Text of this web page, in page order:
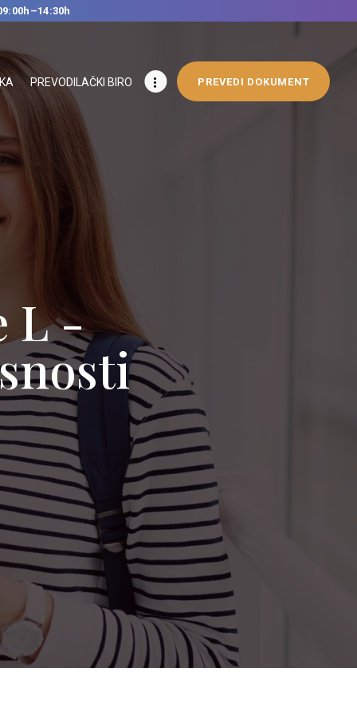
PREVODILAČKI BIRO PREVEDI DOKUMENT
L -